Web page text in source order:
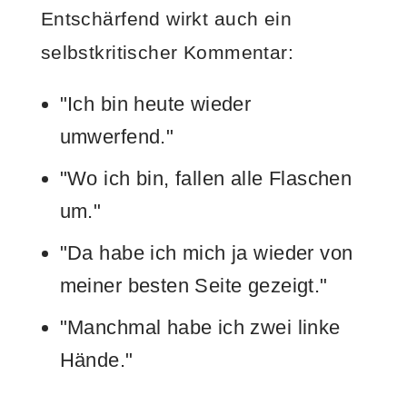
Entschärfend wirkt auch ein
selbstkritischer Kommentar:
"Ich bin heute wieder
umwerfend."
"Wo ich bin, fallen alle Flaschen
um."
"Da habe ich mich ja wieder von
meiner besten Seite gezeigt."
"Manchmal habe ich zwei linke
Hände."